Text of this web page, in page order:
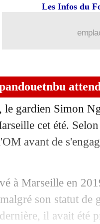
Les Infos du
le gardien Simon
cet été.
avant de
à Marseille en
son statut de
il avait été
par Man Utd
boucler le deal
partir, mais...
N°10 de
a signé (officiel)